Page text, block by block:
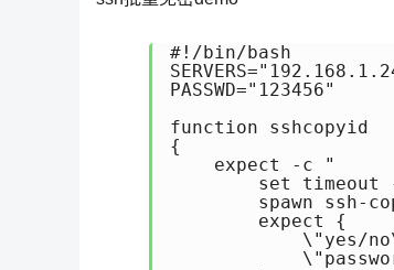
#!/bin/bash
PASSWD="123456"
function sshcopyid
{
    expect -c "
set timeout
spawn ssh-
        expect {
\"yes/